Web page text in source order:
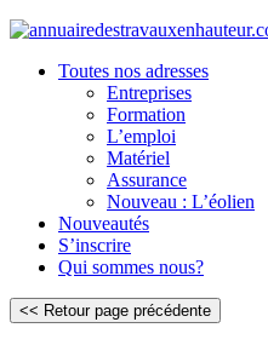
Toutes nos adresses
Entreprises
Formation
L’emploi
Matériel
Assurance
Nouveau : L’éolien
Nouveautés
S’inscrire
Qui sommes nous?